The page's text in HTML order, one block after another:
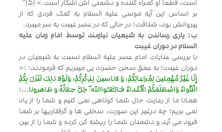
است، قطعاً او گمراه کننده و دشمنی اش آشکار است.» (5)"
بر اساس این آیه موسی علیه السلام به کمک فردی که از
پیروانش بود، شتافت؛ در حالی که در عصر غیبت به سر میبرد.
ب: یاری رساندن به شیعیان نیازمند توسط امام زمان علیه
السلام در دوران غیبت
با بررسی عنایات امام عصر علیه السلام نسبت به شیعیان در
دوران غیبت؛ به عمق سخن حضرت پی میبریم که فرمودند: :«
إنّا غَيْرُ مُهْمِلينَ لِمُراعاتِكُمْ، وَ لاناسينَ لِذِكْرِكُمْ، وَلَوْلا ذلِك لَنَزَلَ بِكُمْ
الْلَأواءُ وَاصْطَلَمَكُمْ الْأعْداءُ فـَاتـَّقـُوااللّه َ جَلَّ جـَلالُهُ و ظاهرونا...؛
همانا ما از رعایت حال شما کوتاهی نمی کنیم و شما را از یاد
نمی بریم؛ چه درغیر این صورت، سختی ها و گرفتاریها بر شما
فرود می آید و دشمنان شما را ریشه کن کرده و شما را از بین